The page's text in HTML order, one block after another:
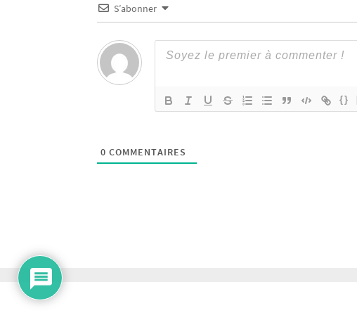
S’abonner
{}
0 COMMENTAIRES